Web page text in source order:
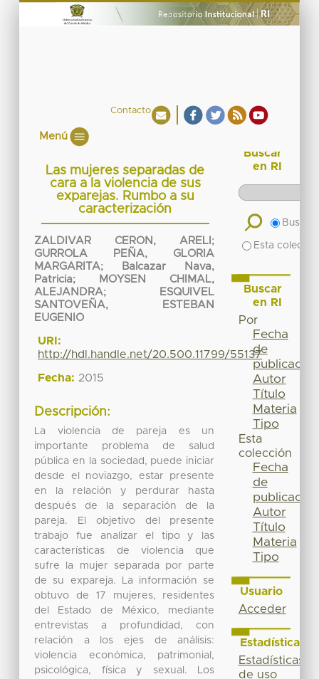
Contacto
Menú
Las mujeres separadas de
cara a la violencia de sus
exparejas. Rumbo a su
caracterización
ZALDIVAR CERON, ARELI ;
GURROLA PEÑA, GLORIA
MARGARITA;
Balcazar Nava,
Patricia;
MOYSEN CHIMAL,
ALEJANDRA;
ESQUIVEL
SANTOVEÑA, ESTEBAN
EUGENIO
URI:
http://hdl.handle.net/20.500.11799/55137
Fecha: 2015
Descripción:
La violencia de pareja es un
importante problema de salud
pública en la sociedad, puede iniciar
desde el noviazgo, estar presente
en la relación y perdurar hasta
después de la separación de la
pareja. El objetivo del presente
trabajo fue analizar el tipo y las
características de violencia que
sufre la mujer separada por parte
de su expareja. La información se
obtuvo de 17 mujeres, residentes
del Estado de México, mediante
entrevistas a profundidad, con
relación a los ejes de análisis:
violencia económica, patrimonial,
psicológica, física y sexual. Los
Buscar
en RI
Buscar
Esta
Buscar
en RI
Por
Fecha
de
publicación
Autor
Título
Materia
Tipo
Esta
colección
Fecha
de
publicación
Autor
Título
Materia
Tipo
Usuario
Acceder
Estadísticas
Estadísticas
de uso